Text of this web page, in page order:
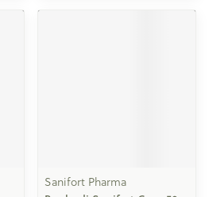
Sanifort Pharma